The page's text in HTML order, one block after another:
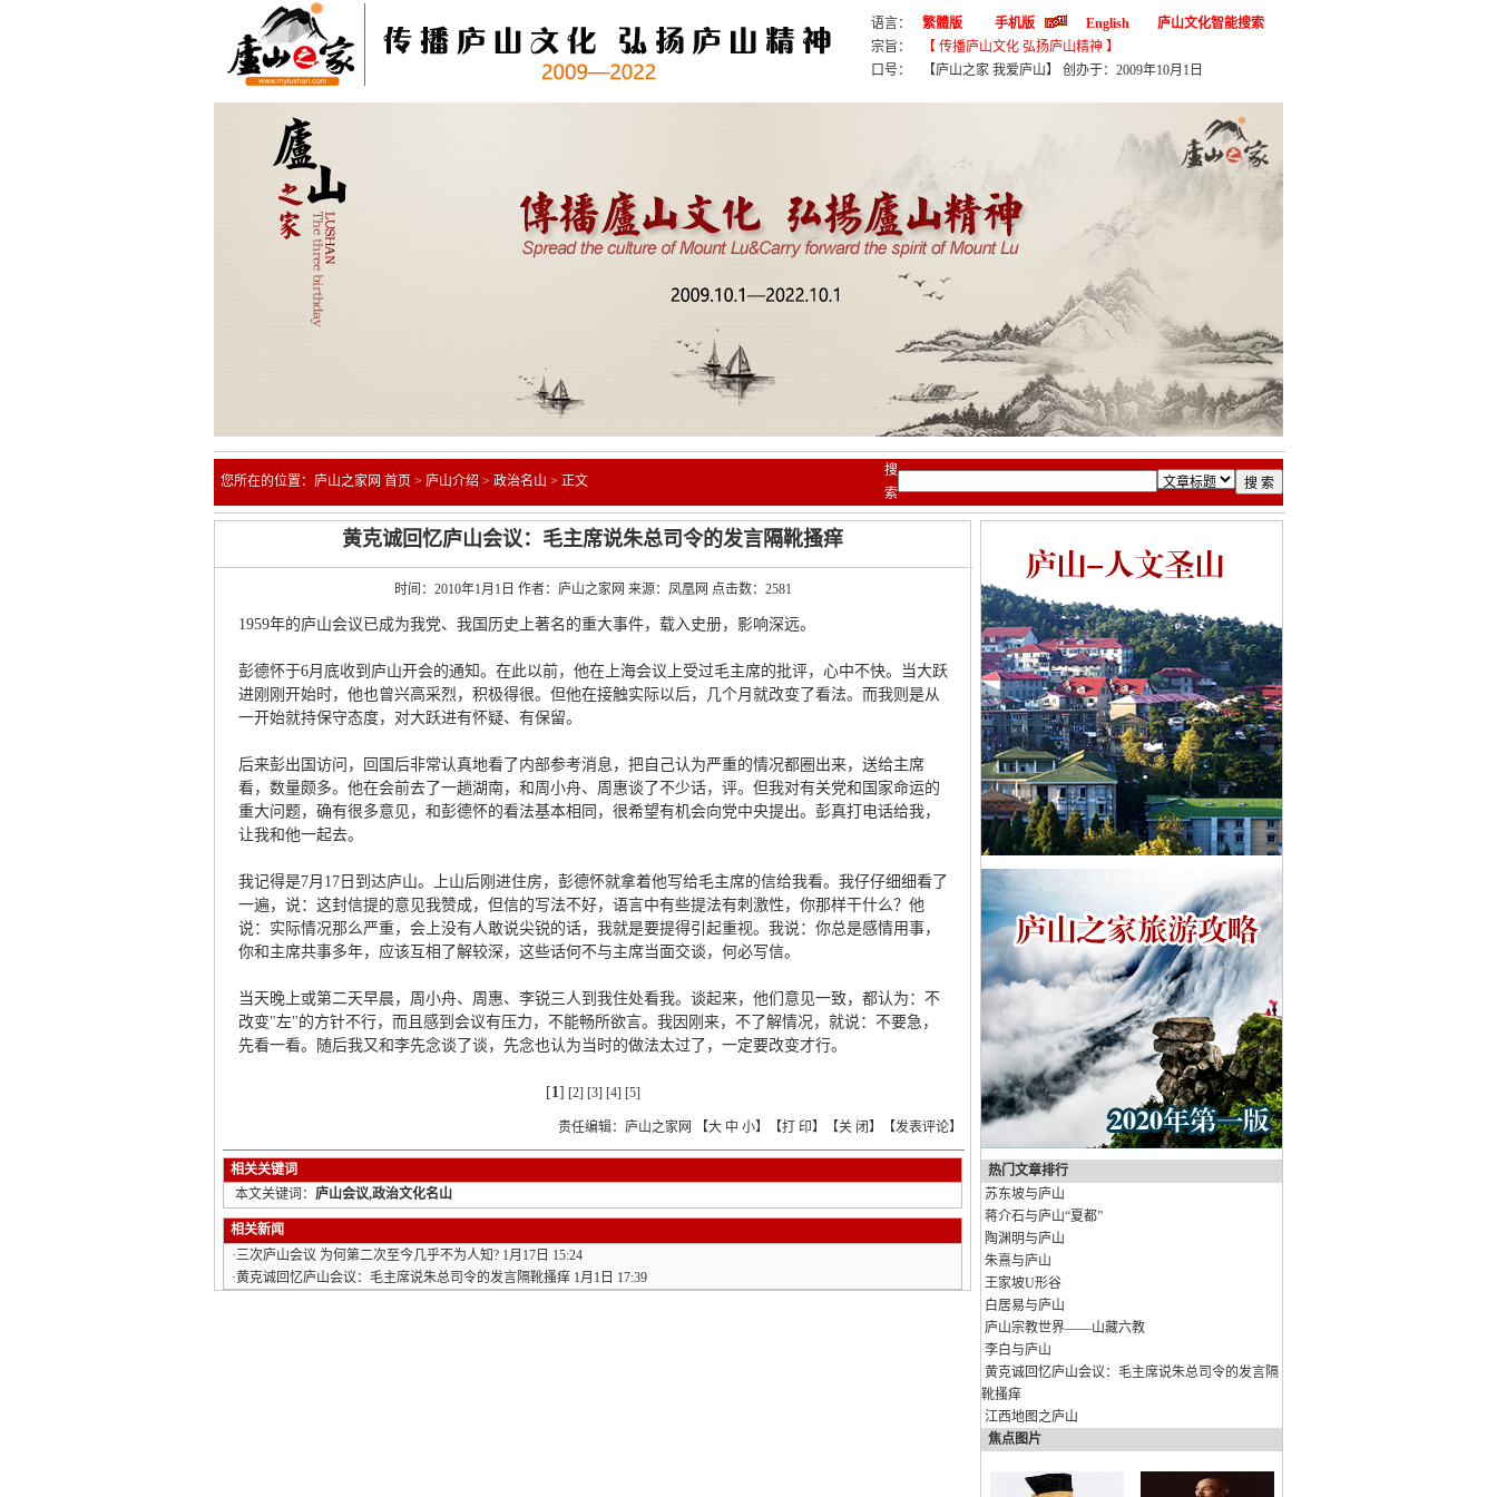
语言： 繁體版 手机版 English
庐山文化智能搜索
宗旨：
【 传播庐山文化 弘扬庐山精神 】
口号：
【庐山之家 我爱庐山】 创办于：2009年10月1日
您所在的位置： 庐山之家网 首页 > 庐山介绍 > 政治名山 > 正文
搜
索
黄克诚回忆庐山会议：毛主席说朱总司令的发言隔靴搔痒
时间：2010年1月1日 作者：庐山之家网 来源：凤凰网 点击数： 2581
1959年的庐山会议已成为我党、我国历史上著名的重大事件，载入史册，影响深远。
彭德怀于6月底收到庐山开会的通知。在此以前，他在上海会议上受过毛主席的批评，心中不快。当大跃
进刚刚开始时，他也曾兴高采烈，积极得很。但他在接触实际以后，几个月就改变了看法。而我则是从
一开始就持保守态度，对大跃进有怀疑、有保留。
后来彭出国访问，回国后非常认真地看了内部参考消息，把自己认为严重的情况都圈出来，送给主席
看，数量颇多。他在会前去了一趟湖南，和周小舟、周惠谈了不少话，评。但我对有关党和国家命运的
重大问题，确有很多意见，和彭德怀的看法基本相同，很希望有机会向党中央提出。彭真打电话给我，
让我和他一起去。
我记得是7月17日到达庐山。上山后刚进住房，彭德怀就拿着他写给毛主席的信给我看。我仔仔细细看了
一遍，说：这封信提的意见我赞成，但信的写法不好，语言中有些提法有刺激性，你那样干什么？他
说：实际情况那么严重，会上没有人敢说尖锐的话，我就是要提得引起重视。我说：你总是感情用事，
你和主席共事多年，应该互相了解较深，这些话何不与主席当面交谈，何必写信。
当天晚上或第二天早晨，周小舟、周惠、李锐三人到我住处看我。谈起来，他们意见一致，都认为：不
改变"左"的方针不行，而且感到会议有压力，不能畅所欲言。我因刚来，不了解情况，就说：不要急，
先看一看。随后我又和李先念谈了谈，先念也认为当时的做法太过了，一定要改变才行。
[1] [2] [3] [4] [5]
责任编辑：庐山之家网 【大 中 小】【打 印】【关 闭】【发表评论】
相关关键词
本文关键词： 庐山会议,政治文化名山
相关新闻
·三次庐山会议 为何第二次至今几乎不为人知? 1月17日 15:24
·黄克诚回忆庐山会议：毛主席说朱总司令的发言隔靴搔痒 1月1日 17:39
热门文章排行
苏东坡与庐山
蒋介石与庐山“夏都”
陶渊明与庐山
朱熹与庐山
王家坡U形谷
白居易与庐山
庐山宗教世界——山藏六教
李白与庐山
黄克诚回忆庐山会议：毛主席说朱总司令的发言隔
靴搔痒
江西地图之庐山
焦点图片